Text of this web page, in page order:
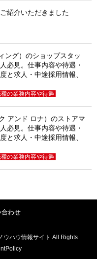
紹介いただきました
ング）のショップスタッ
必見。仕事内容や待遇・
と求人・中途採用情報、
の業務内容や待遇
アンド ロナ）のストアマ
必見。仕事内容や待遇・
と求人・中途採用情報、
の業務内容や待遇
合わせ
ウハウ情報サイト All Rights